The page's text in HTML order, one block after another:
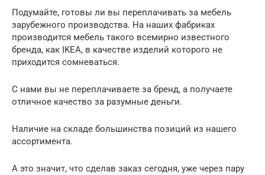
Подумайте, готовы ли вы переплачивать за мебель
зарубежного производства. На наших фабриках
производится мебель такого всемирно известного
бренда, как IKEA, в качестве изделий которого не
приходится сомневаться.
С нами вы не переплачиваете за бренд, а получаете
отличное качество за разумные деньги.
Наличие на складе большинства позиций из нашего
ассортимента.
А это значит, что сделав заказ сегодня, уже через пару